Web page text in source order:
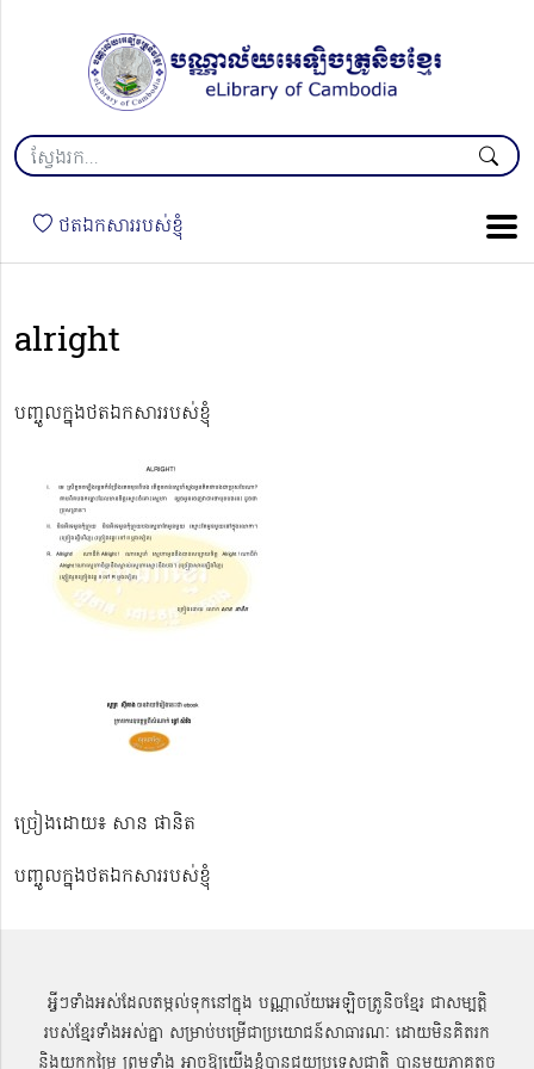
ថតឯកសាររបស់ខ្ញុំ
alright
បញ្ចូលក្នុងថតឯកសាររបស់ខ្ញុំ
ច្រៀងដោយ៖ សាន ផានិត
បញ្ចូលក្នុងថតឯកសាររបស់ខ្ញុំ
អ្វីៗទាំងអស់ដែលតម្កល់ទុកនៅក្នុង បណ្ណាល័យអេឡិចត្រូនិចខ្មែរ ជាសម្បតិ្ត
របស់ខ្មែរទាំងអស់គ្នា សម្រាប់បម្រើជាប្រយោជន៍សាធារណៈ ដោយមិនគិតរក